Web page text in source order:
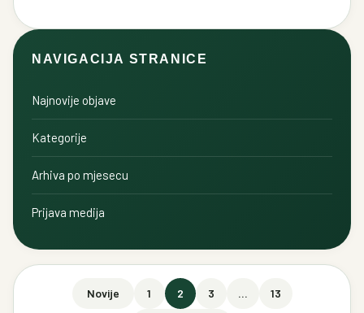
NAVIGACIJA STRANICE
Najnovije objave
Kategorije
Arhiva po mjesecu
Prijava medija
Brojevi stranica objava
Novije 1 2 3 … 13